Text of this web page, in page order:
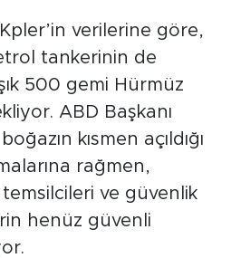
verilerine göre,
tankerinin de
500 gemi Hürmüz
ABD Başkanı
kısmen açıldığı
rağmen,
ve güvenlik
henüz güvenli